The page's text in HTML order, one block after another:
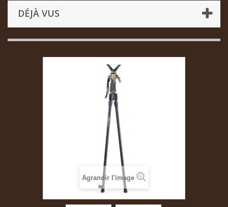
DÉJÀ VUS
Agrandir l'image